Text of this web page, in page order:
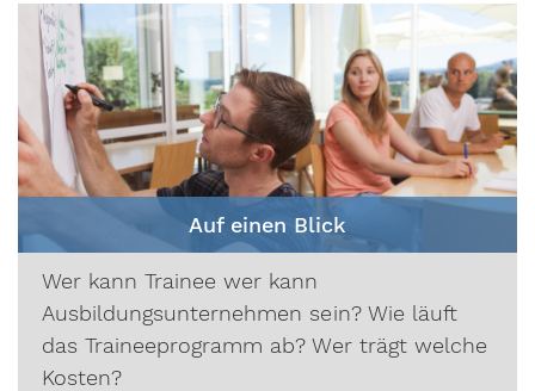
Auf einen Blick
Wer kann Trainee wer kann
Ausbildungsunternehmen sein? Wie läuft
das Traineeprogramm ab? Wer trägt welche
Kosten?